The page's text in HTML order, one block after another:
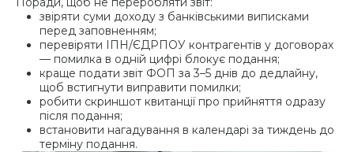
звіряти суми доходу з банківськими виписками
перед заповненням;
перевіряти ІПН/ЄДРПОУ контрагентів у договорах
— помилка в одній цифрі блокує подання;
краще подати звіт ФОП за 3–5 днів до дедлайну,
щоб встигнути виправити помилки;
робити скриншот квитанції про прийняття одразу
після подання;
встановити нагадування в календарі за тиждень до
терміну подання.